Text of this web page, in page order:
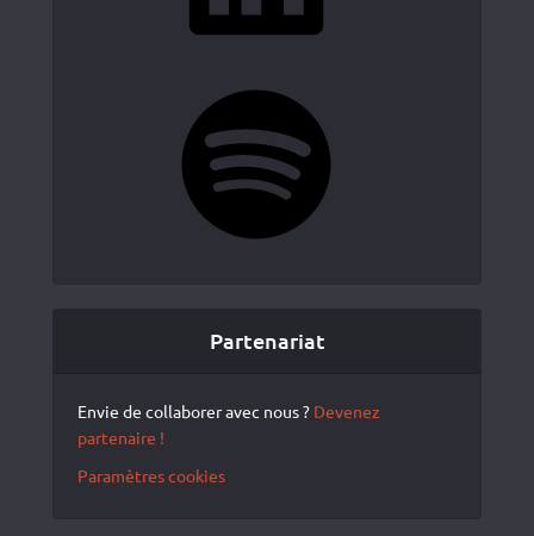
Partenariat
Envie de collaborer avec nous ? Devenez
partenaire !
Paramètres cookies